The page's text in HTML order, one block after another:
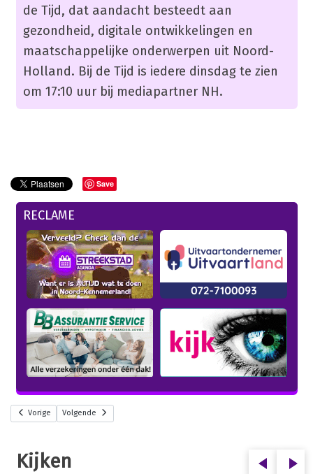
de Tijd, dat aandacht besteedt aan
gezondheid, digitale ontwikkelingen en
maatschappelijke onderwerpen uit Noord-
Holland. Bij de Tijd is iedere dinsdag te zien
om 17:10 uur bij mediapartner NH.
Save
RECLAME
Vorige Volgende
Kijken